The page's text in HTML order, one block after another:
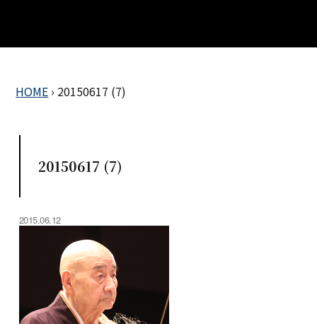
HOME › 20150617 (7)
20150617 (7)
2015.06.12